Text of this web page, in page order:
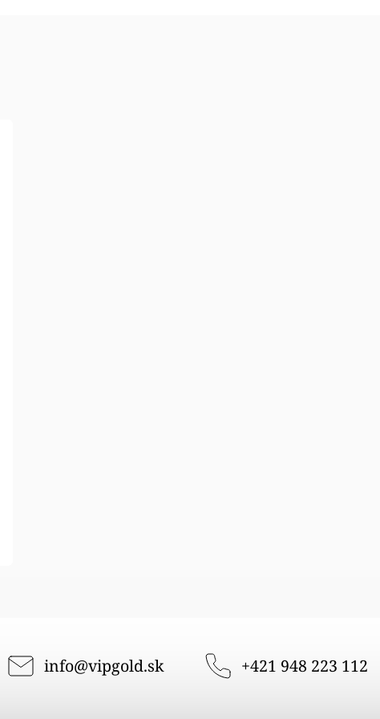
info@vipgold.sk +421 948 223 112